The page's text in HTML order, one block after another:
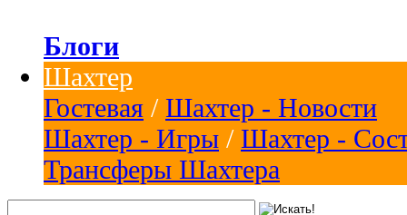
Блоги
Шахтер
Гостевая / Шахтер - Новости
Шахтер - Игры / Шахтер -
Трансферы Шахтера